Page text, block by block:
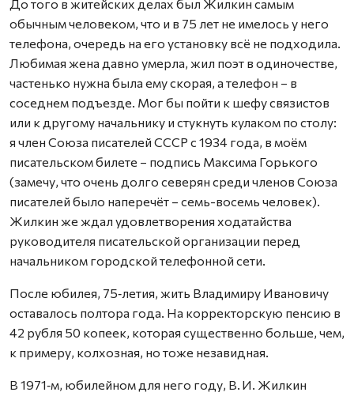
До того в житейских делах был Жилкин самым
обычным человеком, что и в 75 лет не имелось у него
телефона, очередь на его установку всё не подходила.
Любимая жена давно умерла, жил поэт в одиночестве,
частенько нужна была ему скорая, а телефон – в
соседнем подъезде. Мог бы пойти к шефу связистов
или к другому начальнику и стукнуть кулаком по столу:
я член Союза писателей СССР с 1934 года, в моём
писательском билете – подпись Максима Горького
(замечу, что очень долго северян среди членов Союза
писателей было наперечёт – семь-восемь человек).
Жилкин же ждал удовлетворения ходатайства
руководителя писательской организации перед
начальником городской телефонной сети.
После юбилея, 75‑летия, жить Владимиру Ивановичу
оставалось полтора года. На корректорскую пенсию в
42 рубля 50 копеек, которая существенно больше, чем,
к примеру, колхозная, но тоже незавидная.
В 1971‑м, юбилейном для него году, В. И. Жилкин